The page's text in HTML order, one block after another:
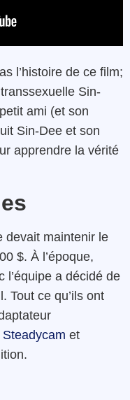
l’histoire de ce film;
Sin-
ami (et son
Sin-Dee et son
apprendre la vérité
devait maintenir le
$. À l’époque,
l’équipe a décidé de
Tout ce qu’ils ont
Steadycam et